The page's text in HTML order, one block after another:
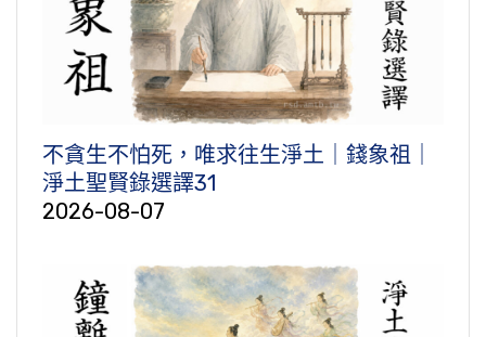
不貪生不怕死，唯求往生淨土｜錢象祖｜
淨土聖賢錄選譯31
2026-08-07